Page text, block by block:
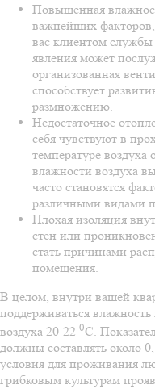
Повышенная
важнейших
вас клиентом
явления может
организованная
способствует
размножению.
Недостаточное
себя чувствуют в
температуре
влажности воздуха
часто становятся
различными видами
Плохая изоляция
стен или
стать причинами
помещения.
В целом, внутри вашей
поддерживаться
воздуха 20-22 0С.
должны составлять около
условия для проживания
грибковым культурам